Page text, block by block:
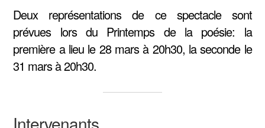
Deux représentations de ce spectacle sont
prévues lors du Printemps de la poésie: la
première a lieu le 28 mars à 20h30, la seconde le
31 mars à 20h30.
Intervenants